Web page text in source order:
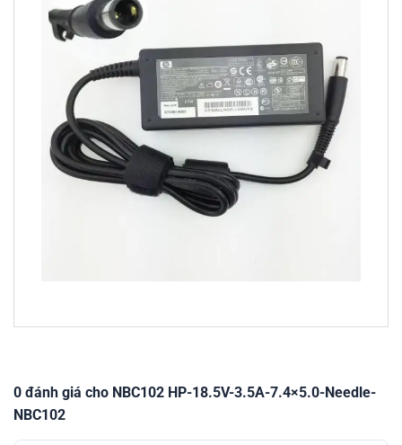
0 đánh giá cho NBC102 HP-18.5V-3.5A-7.4×5.0-Needle-
NBC102